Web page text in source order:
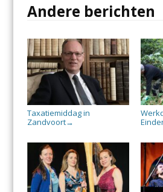
Andere berichten
Taxatiemiddag in
Zandvoort→